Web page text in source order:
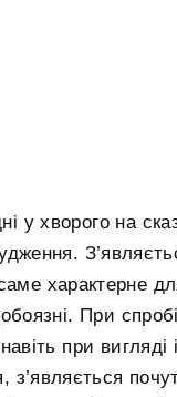
у хворого на
характерне
При
при вигляді
з’являється